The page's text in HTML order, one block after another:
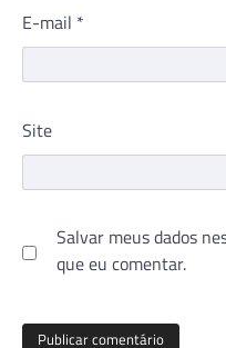
E-mail *
Site
Salvar meus dados
que eu comentar.